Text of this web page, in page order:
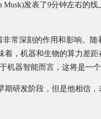
发表了9分钟左右的
常深刻的作用和影响。随
，机器和生物的算力差
器智能而言，这将是一个
研发阶段，但是他相信，